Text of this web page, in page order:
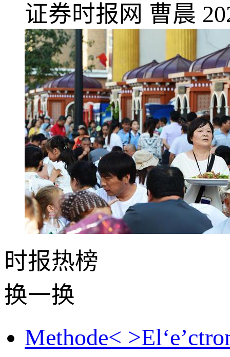
证券时报网 曹晨
时报热榜
换一换
Methode<